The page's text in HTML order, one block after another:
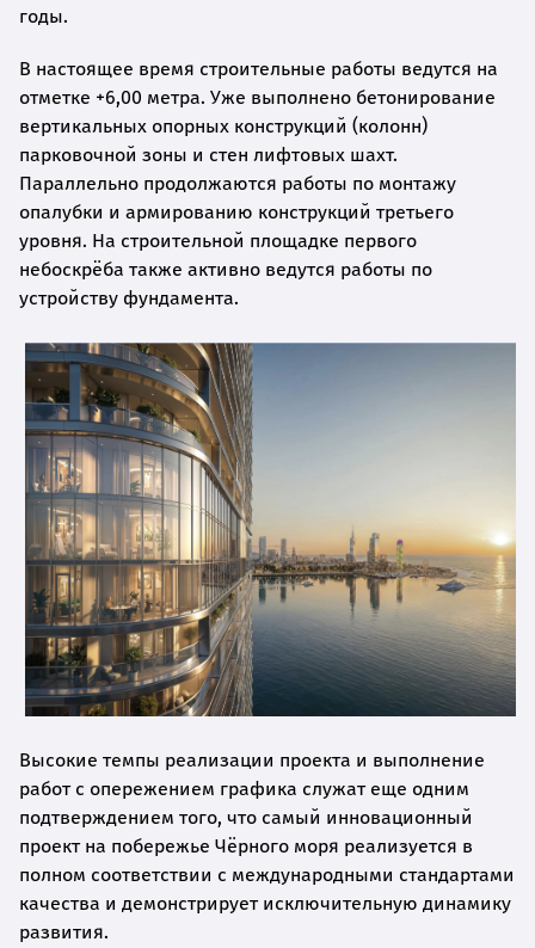
годы.
В настоящее время строительные работы ведутся на
отметке +6,00 метра. Уже выполнено бетонирование
вертикальных опорных конструкций (колонн)
парковочной зоны и стен лифтовых шахт.
Параллельно продолжаются работы по монтажу
опалубки и армированию конструкций третьего
уровня. На строительной площадке первого
небоскрёба также активно ведутся работы по
устройству фундамента.
Высокие темпы реализации проекта и выполнение
работ с опережением графика служат еще одним
подтверждением того, что самый инновационный
проект на побережье Чёрного моря реализуется в
полном соответствии с международными стандартами
качества и демонстрирует исключительную динамику
развития.